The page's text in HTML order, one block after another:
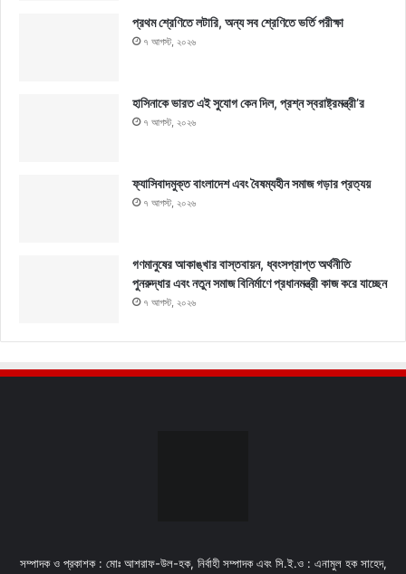
প্রথম শ্রেণিতে লটারি, অন্য সব শ্রেণিতে ভর্তি পরীক্ষা
৭ আগস্ট, ২০২৬
হাসিনাকে ভারত এই সুযোগ কেন দিল, প্রশ্ন স্বরাষ্ট্রমন্ত্রী’র
৭ আগস্ট, ২০২৬
ফ্যাসিবাদমুক্ত বাংলাদেশ এবং বৈষম্যহীন সমাজ গড়ার প্রত্যয়
৭ আগস্ট, ২০২৬
গণমানুষের আকাঙ্খার বাস্তবায়ন, ধ্বংসপ্রাপ্ত অর্থনীতি
পুনরুদ্ধার এবং নতুন সমাজ বিনির্মাণে প্রধানমন্ত্রী কাজ করে যাচ্ছেন
৭ আগস্ট, ২০২৬
সম্পাদক ও প্রকাশক : মোঃ আশরাফ-উল-হক, নির্বাহী সম্পাদক এবং সি.ই.ও : এনামুল হক সাহেদ,